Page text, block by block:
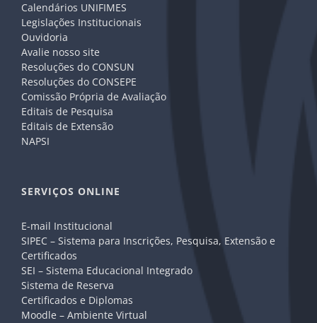
Calendários UNIFIMES
Legislações Institucionais
Ouvidoria
Avalie nosso site
Resoluções do CONSUN
Resoluções do CONSEPE
Comissão Própria de Avaliação
Editais de Pesquisa
Editais de Extensão
NAPSI
SERVIÇOS ONLINE
E-mail Institucional
SIPEC – Sistema para Inscrições, Pesquisa, Extensão e
Certificados
SEI – Sistema Educacional Integrado
Sistema de Reserva
Certificados e Diplomas
Moodle – Ambiente Virtual